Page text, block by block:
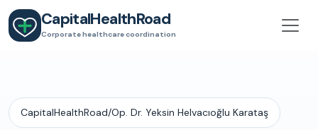
CapitalHealthRoad
Corporate healthcare coordination
CapitalHealthRoad/Op. Dr. Yeksin Helvacıoğlu Karataş